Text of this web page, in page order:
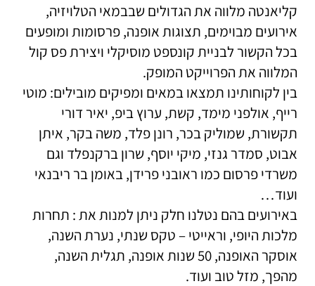
קליאנטה מלווה את הגדולים שבבמאי הטלויזיה,
אירועים מבוימים, תצוגות אופנה, פרסומות ומופעים
בכל הקשור לבניית קונספט מוסיקלי ויצירת פס קול
המלווה את הפרוייקט המופק.
בין לקוחותינו תמצאו במאים ומפיקים מובילים: מוטי
רייף, אולפני מימד, קשת, ערוץ ביפ, יאיר דורי
תקשורת, שמוליק בכר, רונן פלד, משה בקר, איתן
אבוט, סמדר גנזי, מיקי יוסף, שרון ברקנפלד וגם
משרדי פרסום כמו ראובני פרידן, באומן בר ריבנאי
ועוד…
באירועים בהם נטלנו חלק ניתן למנות את : תחרות
מלכות היופי, וראייטי – טקס שנתי, נערת השנה,
אוסקר האופנה, 50 שנות אופנה, תגלית השנה,
מהפך, מזל טוב ועוד.